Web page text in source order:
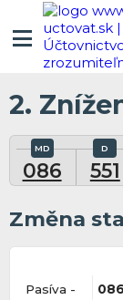
2.
086 551
Změna
Pasíva - 086